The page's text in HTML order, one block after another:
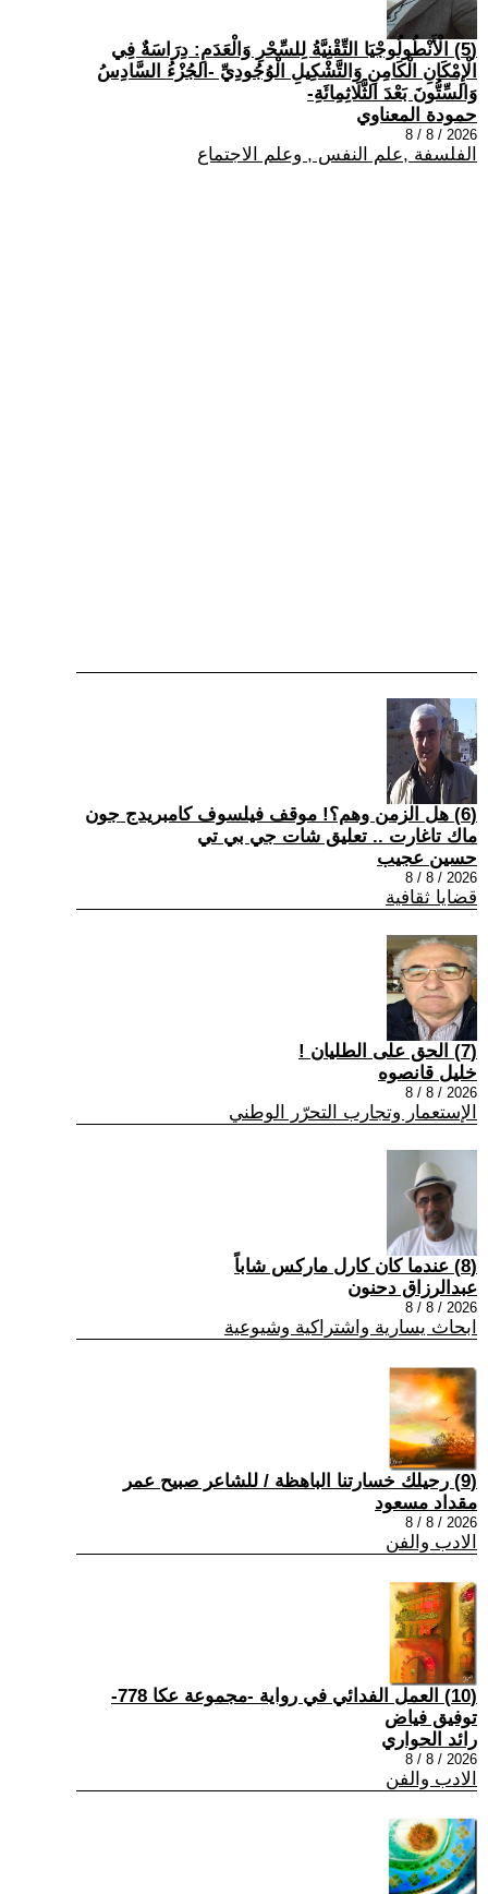
(5) الْأَنْطُولُوجْيَا التِّقْنِيَّةُ لِلسِّحْرِ وَالْعَدَمِ: دِرَاسَةٌ فِي
الْإِمْكَانِ الْكَامِنِ وَالتَّشْكِيلِ الْوُجُودِيِّ -الجُزْءُ السَّادِسُ
وَالسِّتُّونَ بَعْدَ الثَّلَاثِمِائَةِ-
حمودة المعناوي
2026 / 8 / 8
الفلسفة ,علم النفس , وعلم الاجتماع
(6) هل الزمن وهم؟! موقف فيلسوف كامبريدج جون
ماك تاغارت .. تعليق شات جي بي تي
حسين عجيب
2026 / 8 / 8
قضايا ثقافية
(7) الحق على الطليان !
خليل قانصوه
2026 / 8 / 8
الإستعمار وتجارب التحرّر الوطني
(8) عندما كان كارل ماركس شاباً
عبدالرزاق دحنون
2026 / 8 / 8
ابحاث يسارية واشتراكية وشيوعية
(9) رحيلك خسارتنا الباهظة / للشاعر صبيح عمر
مقداد مسعود
2026 / 8 / 8
الادب والفن
(10) العمل الفدائي في رواية -مجموعة عكا 778-
توفيق فياض
رائد الحواري
2026 / 8 / 8
الادب والفن